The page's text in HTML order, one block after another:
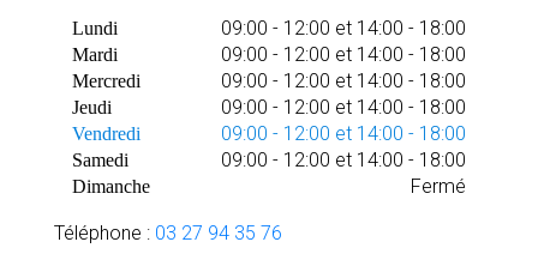
Lundi 09:00 - 12:00 et 14:00 - 18:00
Mardi 09:00 - 12:00 et 14:00 - 18:00
Mercredi 09:00 - 12:00 et 14:00 - 18:00
Jeudi 09:00 - 12:00 et 14:00 - 18:00
Vendredi 09:00 - 12:00 et 14:00 - 18:00
Samedi 09:00 - 12:00 et 14:00 - 18:00
Dimanche Fermé
Téléphone : 03 27 94 35 76